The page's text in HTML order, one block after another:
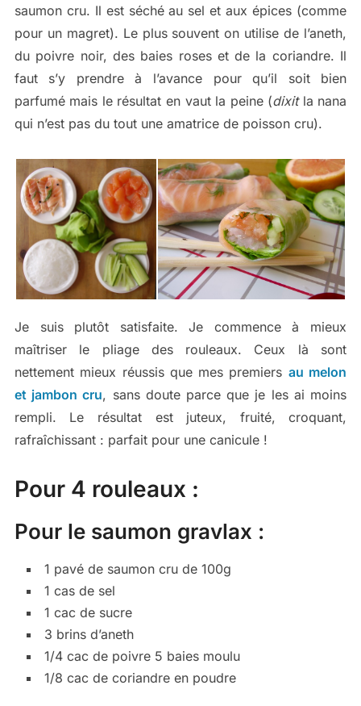
saumon cru. Il est séché au sel et aux épices (comme
pour un magret). Le plus souvent on utilise de l’aneth,
du poivre noir, des baies roses et de la coriandre. Il
faut s’y prendre à l’avance pour qu’il soit bien
parfumé mais le résultat en vaut la peine (dixitla nana
qui n’est pas du tout une amatrice de poisson cru).
Je suis plutôt satisfaite. Je commence à mieux
maîtriser le pliage des rouleaux. Ceux là sont
nettement mieux réussis que mes premiers au melon
et jambon cru, sans doute parce que je les ai moins
rempli. Le résultat est juteux, fruité, croquant,
rafraîchissant : parfait pour une canicule !
Pour 4 rouleaux :
Pour le saumon gravlax :
1 pavé de saumon cru de 100g
1 cas de sel
1 cac de sucre
3 brins d’aneth
1/4 cac de poivre 5 baies moulu
1/8 cac de coriandre en poudre